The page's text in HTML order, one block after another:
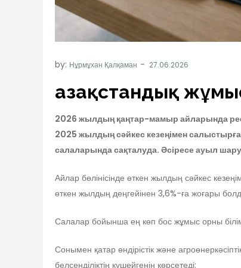
by: Нұрмұхан Қалқаман
Қазақстандық
2026 жылдың қаңтар-мамыр айларында
2025 жылдың сәйкес кезеңімен
салаларында сақталуда. Әсіресе ауыл
Айлар бөлінісінде өткен жылдың сәйкес
өткен жылдың деңгейінен 3,6%-ға жоғары
Салалар бойынша ең көп бос жұмыс орны
Сонымен қатар өндірістік және
белсенділіктің күшейгенін көрсетеді: